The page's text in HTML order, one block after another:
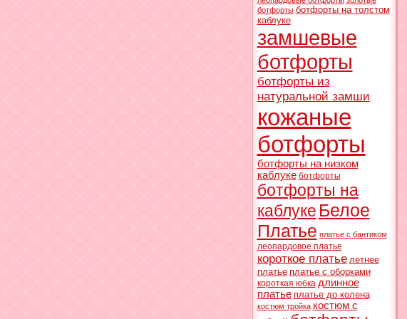
ботфорты ботфорты на толстом
каблуке
замшевые
ботфорты
ботфорты из
натуральной замши
кожаные
ботфорты
ботфорты на низком
каблуке ботфорты
ботфорты на
каблуке Белое
Платье платье с бантиком
леопардовое платье
короткое платье летнее
платье платье с оборками
короткая юбка длинное
платье платье до колена
костюм тройка костюм с